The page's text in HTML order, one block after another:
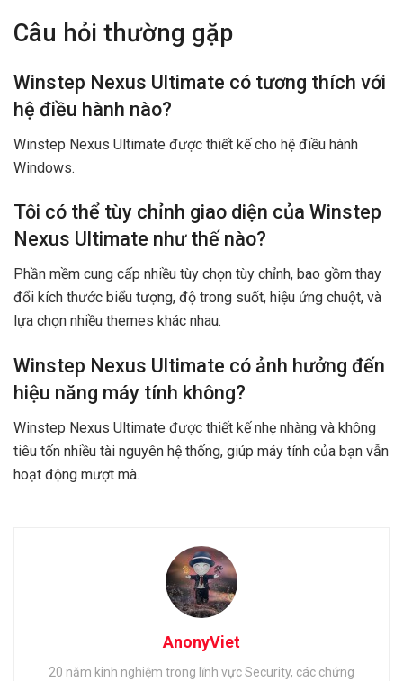
Câu hỏi thường gặp
Winstep Nexus Ultimate có tương thích với
hệ điều hành nào?
Winstep Nexus Ultimate được thiết kế cho hệ điều hành
Windows.
Tôi có thể tùy chỉnh giao diện của Winstep
Nexus Ultimate như thế nào?
Phần mềm cung cấp nhiều tùy chọn tùy chỉnh, bao gồm thay
đổi kích thước biểu tượng, độ trong suốt, hiệu ứng chuột, và
lựa chọn nhiều themes khác nhau.
Winstep Nexus Ultimate có ảnh hưởng đến
hiệu năng máy tính không?
Winstep Nexus Ultimate được thiết kế nhẹ nhàng và không
tiêu tốn nhiều tài nguyên hệ thống, giúp máy tính của bạn vẫn
hoạt động mượt mà.
AnonyViet
20 năm kinh nghiệm trong lĩnh vực Security, các chứng